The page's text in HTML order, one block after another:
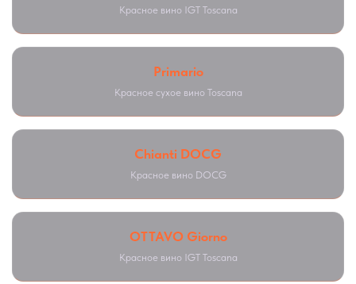
Красное вино IGT Toscana
Primario
Красное сухое вино Toscana
Chianti DOCG
Красное вино DOCG
OTTAVO Giorno
Красное вино IGT Toscana